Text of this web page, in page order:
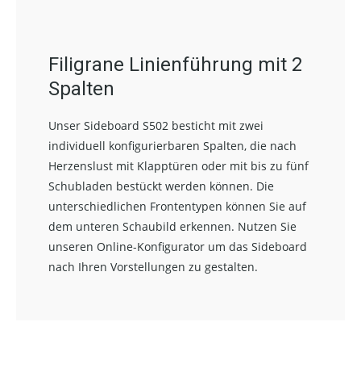
Filigrane Linienführung mit 2
Spalten
Unser Sideboard S502 besticht mit zwei
individuell konfigurierbaren Spalten, die nach
Herzenslust mit Klapptüren oder mit bis zu fünf
Schubladen bestückt werden können. Die
unterschiedlichen Frontentypen können Sie auf
dem unteren Schaubild erkennen. Nutzen Sie
unseren Online-Konfigurator um das Sideboard
nach Ihren Vorstellungen zu gestalten.